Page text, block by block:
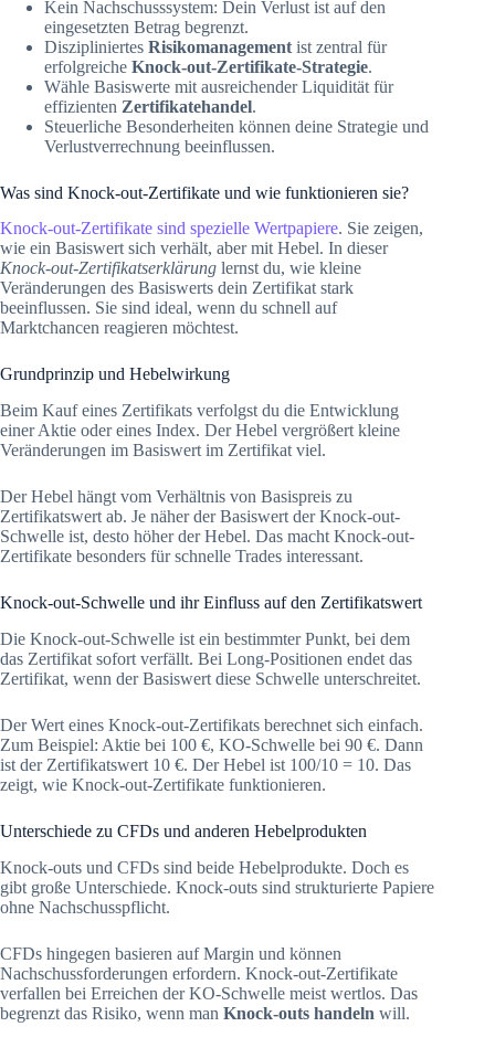
Kein Nachschusssystem: Dein Verlust ist auf den
eingesetzten Betrag begrenzt.
Diszipliniertes Risikomanagement ist zentral für
erfolgreiche Knock-out-Zertifikate-Strategie.
Wähle Basiswerte mit ausreichender Liquidität für
effizienten Zertifikatehandel.
Steuerliche Besonderheiten können deine Strategie und
Verlustverrechnung beeinflussen.
Was sind Knock-out-Zertifikate und wie funktionieren sie?
Knock-out-Zertifikate sind spezielle Wertpapiere. Sie zeigen,
wie ein Basiswert sich verhält, aber mit Hebel. In dieser
Knock-out-Zertifikatserklärung lernst du, wie kleine
Veränderungen des Basiswerts dein Zertifikat stark
beeinflussen. Sie sind ideal, wenn du schnell auf
Marktchancen reagieren möchtest.
Grundprinzip und Hebelwirkung
Beim Kauf eines Zertifikats verfolgst du die Entwicklung
einer Aktie oder eines Index. Der Hebel vergrößert kleine
Veränderungen im Basiswert im Zertifikat viel.
Der Hebel hängt vom Verhältnis von Basispreis zu
Zertifikatswert ab. Je näher der Basiswert der Knock-out-
Schwelle ist, desto höher der Hebel. Das macht Knock-out-
Zertifikate besonders für schnelle Trades interessant.
Knock-out-Schwelle und ihr Einfluss auf den Zertifikatswert
Die Knock-out-Schwelle ist ein bestimmter Punkt, bei dem
das Zertifikat sofort verfällt. Bei Long-Positionen endet das
Zertifikat, wenn der Basiswert diese Schwelle unterschreitet.
Der Wert eines Knock-out-Zertifikats berechnet sich einfach.
Zum Beispiel: Aktie bei 100 €, KO-Schwelle bei 90 €. Dann
ist der Zertifikatswert 10 €. Der Hebel ist 100/10 = 10. Das
zeigt, wie Knock-out-Zertifikate funktionieren.
Unterschiede zu CFDs und anderen Hebelprodukten
Knock-outs und CFDs sind beide Hebelprodukte. Doch es
gibt große Unterschiede. Knock-outs sind strukturierte Papiere
ohne Nachschusspflicht.
CFDs hingegen basieren auf Margin und können
Nachschussforderungen erfordern. Knock-out-Zertifikate
verfallen bei Erreichen der KO-Schwelle meist wertlos. Das
begrenzt das Risiko, wenn man Knock-outs handeln will.